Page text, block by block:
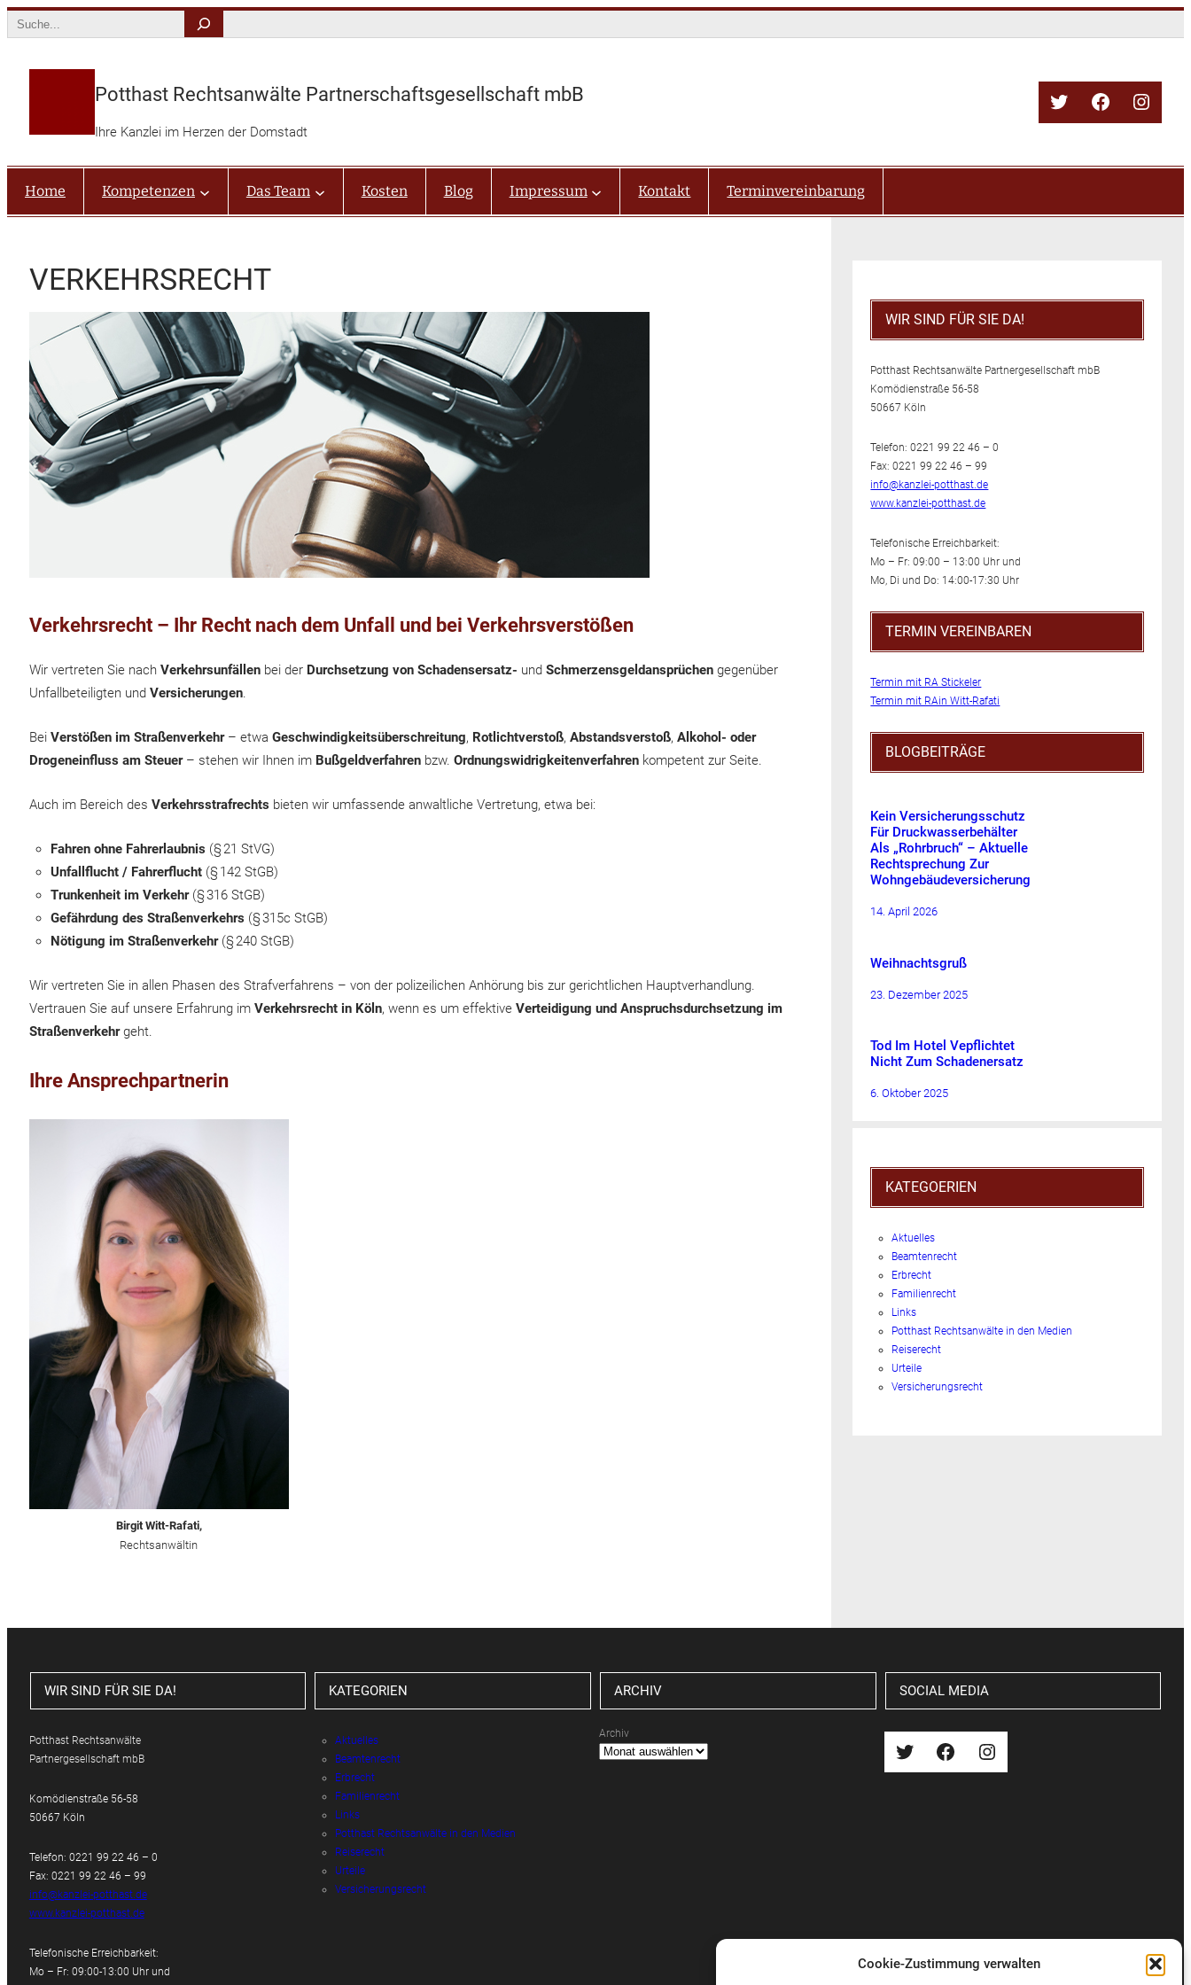
Cookie-Zustimmung verwalten
Search
Potthast Rechtsanwälte Partnerschaftsgesellschaft mbB
Ihre Kanzlei im Herzen der Domstadt
TwitterFacebook
Home Kompetenzen Das Team Kosten Blog Impressum Kontakt Terminvereinbarung
VERKEHRSRECHT
Verkehrsrecht – Ihr Recht nach dem Unfall und bei Verkehrsverstößen
Wir vertreten Sie nach Verkehrsunfällenbei der Durchsetzung von Schadensersatz- und Schmerzensgeldansprüchengegenüber
Unfallbeteiligten und Versicherungen.
Bei Verstößen im Straßenverkehr– etwa Geschwindigkeitsüberschreitung, Rotlichtverstoß, Abstandsverstoß, Alkohol- oder
Drogeneinfluss am Steuer– stehen wir Ihnen im Bußgeldverfahrenbzw. Ordnungswidrigkeitenverfahrenkompetent zur Seite.
Auch im Bereich des Verkehrsstrafrechts bieten wir umfassende anwaltliche Vertretung, etwa bei:
Fahren ohne Fahrerlaubnis (§ 21 StVG)
Unfallflucht / Fahrerflucht(§ 142 StGB)
Trunkenheit im Verkehr(§ 316 StGB)
Gefährdung des Straßenverkehrs (§ 315c StGB)
Nötigung im Straßenverkehr(§ 240 StGB)
Wir vertreten Sie in allen Phasen des Strafverfahrens – von der polizeilichen Anhörung bis zur gerichtlichen Hauptverhandlung.
Vertrauen Sie auf unsere Erfahrung im Verkehrsrecht in Köln, wenn es um effektive Verteidigung und Anspruchsdurchsetzung im
Straßenverkehrgeht.
Ihre Ansprechpartnerin
Birgit Witt-Rafati,
Rechtsanwältin
WIR SIND FÜR SIE DA!
Potthast Rechtsanwälte Partnergesellschaft mbB
Komödienstraße 56-58
50667 Köln
Telefon: 0221 99 22 46 – 0
Fax: 0221 99 22 46 – 99
info@kanzlei-potthast.de
www.kanzlei-potthast.de
Telefonische Erreichbarkeit:
Mo – Fr: 09:00 – 13:00 Uhr und
Mo, Di und Do: 14:00-17:30 Uhr
TERMIN VEREINBAREN
Termin mit RA Stickeler
Termin mit RAin Witt-Rafati
BLOGBEITRÄGE
Kein Versicherungsschutz
Für Druckwasserbehälter
Als „Rohrbruch“ – Aktuelle
Rechtsprechung Zur
Wohngebäudeversicherung
14. April 2026
Weihnachtsgruß
23. Dezember 2025
Tod Im Hotel Vepflichtet
Nicht Zum Schadenersatz
6. Oktober 2025
KATEGOERIEN
Aktuelles
Beamtenrecht
Erbrecht
Familienrecht
Links
Potthast Rechtsanwälte in den Medien
Reiserecht
Urteile
Versicherungsrecht
WIR SIND FÜR SIE DA!
Potthast Rechtsanwälte
Partnergesellschaft mbB
Komödienstraße 56-58
50667 Köln
Telefon: 0221 99 22 46 – 0
Fax: 0221 99 22 46 – 99
info@kanzlei-potthast.de
www.kanzlei-potthast.de
Telefonische Erreichbarkeit:
Mo – Fr: 09:00-13:00 Uhr und
KATEGORIEN
Aktuelles
Beamtenrecht
Erbrecht
Familienrecht
Links
Potthast Rechtsanwälte in den Medien
Reiserecht
Urteile
Versicherungsrecht
ARCHIV
Archiv
SOCIAL MEDIA
Twitter Facebook Instagram